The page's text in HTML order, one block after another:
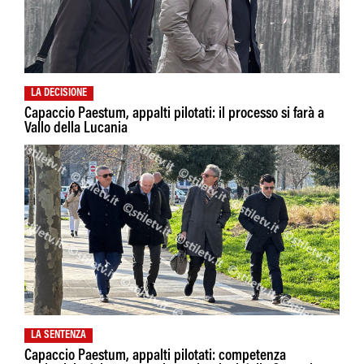
LA DECISIONE
Capaccio Paestum, appalti pilotati: il processo si farà a
Vallo della Lucania
LA SENTENZA
Capaccio Paestum, appalti pilotati: competenza